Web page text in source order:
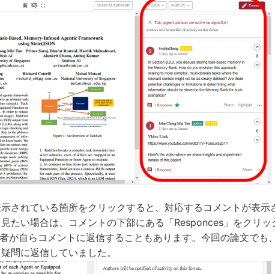
されている箇所をクリックすると、対応するコメントが表示
たい場合は、コメントの下部にある「Responces」をクリ
が自らコメントに返信することもあります。今回の論文でも
問に返信していました。